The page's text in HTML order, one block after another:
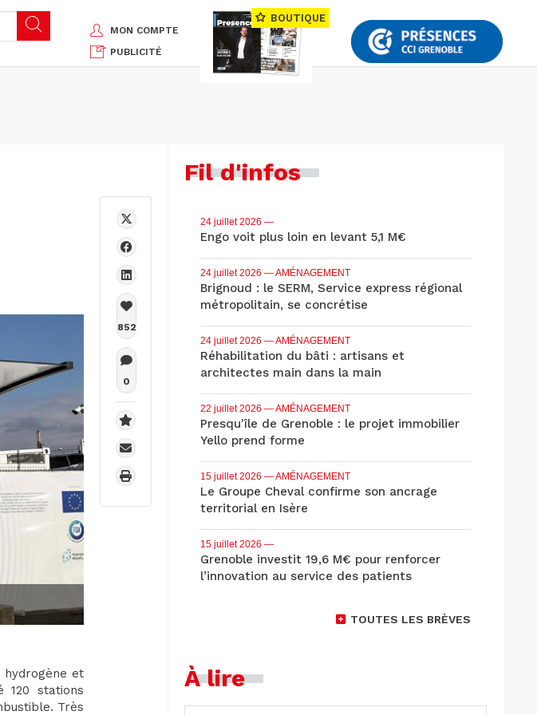
MON COMPTE
PUBLICITÉ
BOUTIQUE
hydrogène et
120 stations
Très
852
0
Fil d'infos
24 juillet 2026 —
Engo voit plus loin en levant 5,1 M€
24 juillet 2026 — AMÉNAGEMENT
Brignoud : le SERM, Service express régional
métropolitain, se concrétise
24 juillet 2026 — AMÉNAGEMENT
Réhabilitation du bâti : artisans et
architectes main dans la main
22 juillet 2026 — AMÉNAGEMENT
Presqu'île de Grenoble : le projet immobilier
Yello prend forme
15 juillet 2026 — AMÉNAGEMENT
Le Groupe Cheval confirme son ancrage
territorial en Isère
15 juillet 2026 —
Grenoble investit 19,6 M€ pour renforcer
l’innovation au service des patients
TOUTES LES BRÈVES
À lire